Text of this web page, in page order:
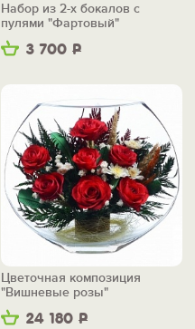
3 700 Р
Набор из 2-х бокалов с
пулями "Фартовый"
24 180 Р
Цветочная композиция
"Вишневые розы"